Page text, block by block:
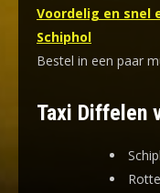
Voordelig en snel
Schiphol
Bestel in een paar
Taxi Diffelen